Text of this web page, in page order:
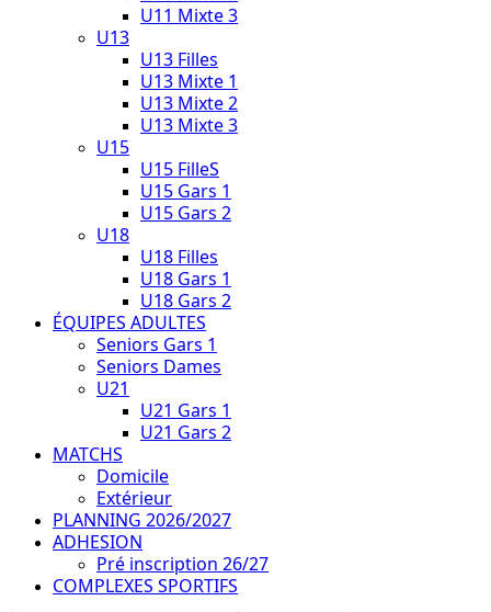
U11 Mixte 3
U13
U13 Filles
U13 Mixte 1
U13 Mixte 2
U13 Mixte 3
U15
U15 FilleS
U15 Gars 1
U15 Gars 2
U18
U18 Filles
U18 Gars 1
U18 Gars 2
ÉQUIPES ADULTES
Seniors Gars 1
Seniors Dames
U21
U21 Gars 1
U21 Gars 2
MATCHS
Domicile
Extérieur
PLANNING 2026/2027
ADHESION
Pré inscription 26/27
COMPLEXES SPORTIFS